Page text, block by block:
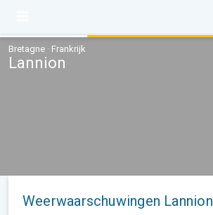
Bretagne · Frankrijk
Lannion
Weerwaarschuwingen Lannion